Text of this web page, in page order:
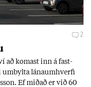
2
að kom­ast inn á fast­
um­bylta lánaum­hverfi
Ef mið­að er við 60